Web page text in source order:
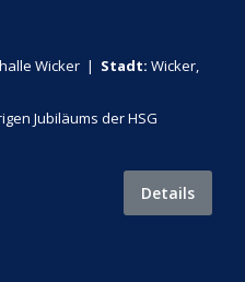
Wicker | Stadt: Wicker,
Jubiläums der HSG
Details